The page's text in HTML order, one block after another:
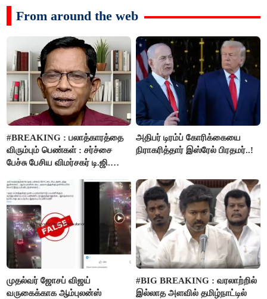
From around the web
#BREAKING : பலாத்காரத்தை
விரும்பும் பெண்கள் : சர்ச்சை
பேச்சு பேசிய விமர்சகர் டி.ஜி.
அதிபர் டிரம்ப் கோரிக்கையை
நிராகரித்தார் இஸ்ரேல் பிரதமர்..!
முதல்வர் ஜோசப் விஜய்
வருகைக்காக ஆம்புலன்ஸ்
#BIG BREAKING : வரலாற்றில்
இல்லாத அளவில் தமிழ்நாட்டில்